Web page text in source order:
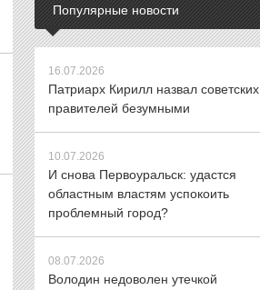
Популярные новости
16.07.2026
Патриарх Кирилл назвал советских
правителей безумными
10.07.2026
И снова Первоуральск: удастся
областным властям успокоить
проблемный город?
08.07.2026
Володин недоволен утечкой